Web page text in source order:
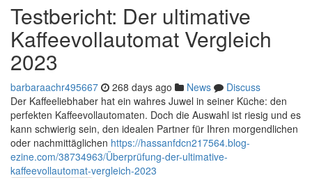
Testbericht: Der ultimative
Kaffeevollautomat Vergleich
2023
barbaraachr495667 268 days ago News
Discuss
Der Kaffeeliebhaber hat ein wahres Juwel in seiner Küche: den
perfekten Kaffeevollautomaten. Doch die Auswahl ist riesig und es
kann schwierig sein, den idealen Partner für Ihren morgendlichen
oder nachmittäglichen https://hassanfdcn217564.blog-
ezine.com/38734963/Überprüfung-der-ultimative-
kaffeevollautomat-vergleich-2023